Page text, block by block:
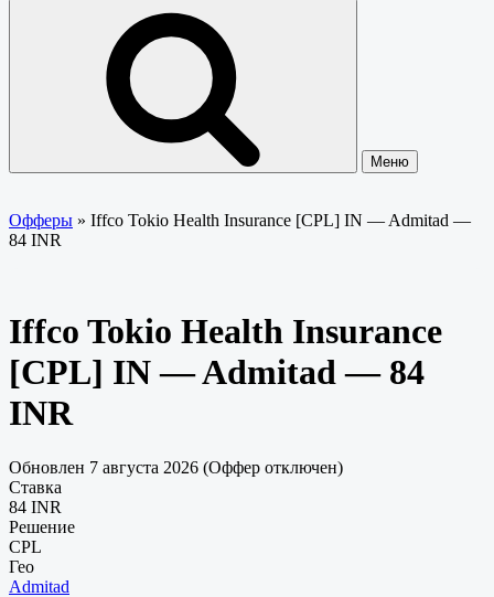
Меню
Офферы » Iffco Tokio Health Insurance [CPL] IN — Admitad —
84 INR
Iffco Tokio Health Insurance
[CPL] IN — Admitad — 84
INR
Обновлен 7 августа 2026 (Оффер отключен)
Ставка
84 INR
Решение
CPL
Гео
Admitad